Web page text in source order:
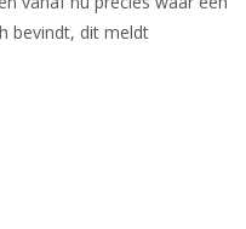
bevindt, dit meldt